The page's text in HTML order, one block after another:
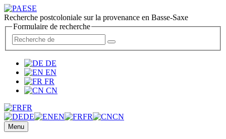
Recherche postcoloniale sur la provenance en Basse-Saxe
Formulaire de recherche
DE
EN
FR
CN
FR
DE
EN FR CN
Menu